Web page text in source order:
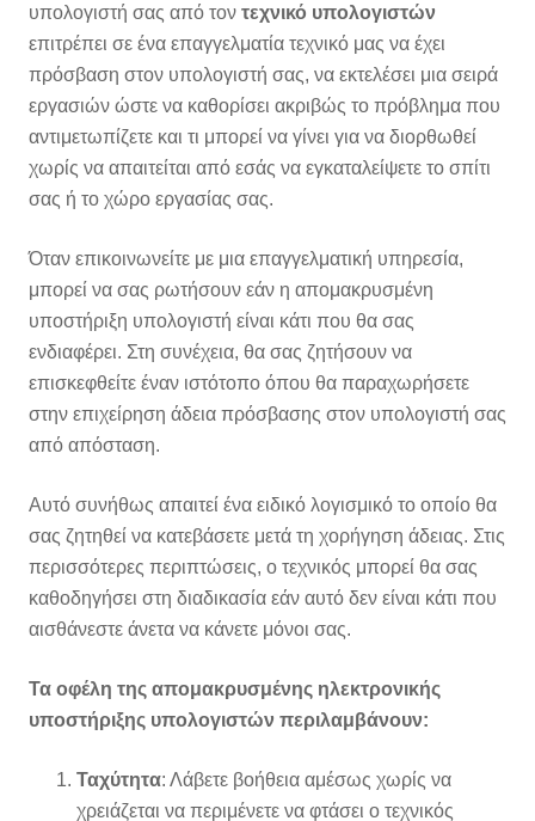
υπολογιστή σας από τον τεχνικό υπολογιστών
επιτρέπει σε ένα επαγγελματία τεχνικό μας να έχει
πρόσβαση στον υπολογιστή σας, να εκτελέσει μια σειρά
εργασιών ώστε να καθορίσει ακριβώς το πρόβλημα που
αντιμετωπίζετε και τι μπορεί να γίνει για να διορθωθεί
χωρίς να απαιτείται από εσάς να εγκαταλείψετε το σπίτι
σας ή το χώρο εργασίας σας.
Όταν επικοινωνείτε με μια επαγγελματική υπηρεσία,
μπορεί να σας ρωτήσουν εάν η απομακρυσμένη
υποστήριξη υπολογιστή είναι κάτι που θα σας
ενδιαφέρει. Στη συνέχεια, θα σας ζητήσουν να
επισκεφθείτε έναν ιστότοπο όπου θα παραχωρήσετε
στην επιχείρηση άδεια πρόσβασης στον υπολογιστή σας
από απόσταση.
Αυτό συνήθως απαιτεί ένα ειδικό λογισμικό το οποίο θα
σας ζητηθεί να κατεβάσετε μετά τη χορήγηση άδειας. Στις
περισσότερες περιπτώσεις, ο τεχνικός μπορεί θα σας
καθοδηγήσει στη διαδικασία εάν αυτό δεν είναι κάτι που
αισθάνεστε άνετα να κάνετε μόνοι σας.
Τα οφέλη της απομακρυσμένης ηλεκτρονικής
υποστήριξης υπολογιστών περιλαμβάνουν:
Ταχύτητα: Λάβετε βοήθεια αμέσως χωρίς να
χρειάζεται να περιμένετε να φτάσει ο τεχνικός